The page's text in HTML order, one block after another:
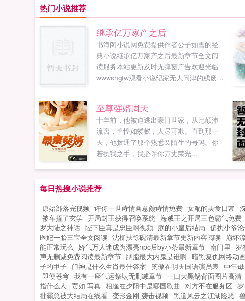
热门小说推荐
继承亿万家产之后
书海阁小说网免费提供作者公子如雪的经
典小说继承亿万家产之后最新章节全文阅
读服务本站更新及时无弹窗广告欢迎光临
wwwshgtw观看小说纪家无人问津的残废小
条电竞冠军云宁小姐了解一下。众老师同
学会打游戏有什么用，就是个学渣！国内
某名校满分学霸云宁小姐了解一下。众千
金小姐考分再多有什么用，就是个十八线
县城小土妞！某时尚公司品牌创始人云宁
小姐了解一下。众作死反派再厉害有什么
晚新闻联播，云宁一脸微笑站在花滑冠...
至尊强婿周天
十年前，他被迫逃出豪门世家，从此颠沛
流离，惶惶如蝼蚁，人尽可欺。直到那一
天，他拨通了那个熟悉又陌生的号码。你
若执我之手，我必许你万丈荣光...
每日热搜小说推荐
原始部落完视频 许你一世诗情画意颜诗情免费 女配的美食日常
被车撞了玄学 开局封王获得召唤系统 海贼王之开局三色霸气免费
罗大陆之神话 陛下臣真是忠臣啊视频 朕的小皇后结局 偏执小爷
医妃一胎三宝全文阅读 沈柳扶徐砚清最新章节更新内容阅读 崩坏
能正常玩么 娇气万人迷成为漂亮npc后by小茶最新章节 南门里 岁
声无删减免费阅读最新章节 胭脂最大内鬼是谁啊 暗黑复仇网络动
子的甲子 门神是什么生肖最佳答案 笑傲在明天国语演员表 中年
即便苍穹 我有一座气运祭坛无删减章节 一口大黑锅背面图片高清
指什么人 贾如 写真 相逢在夕阳中是哪国歌曲 对方不在服务区
批霸总被大结局在线看 变形金刚 袭击视频 黑道风云之江湖险恶